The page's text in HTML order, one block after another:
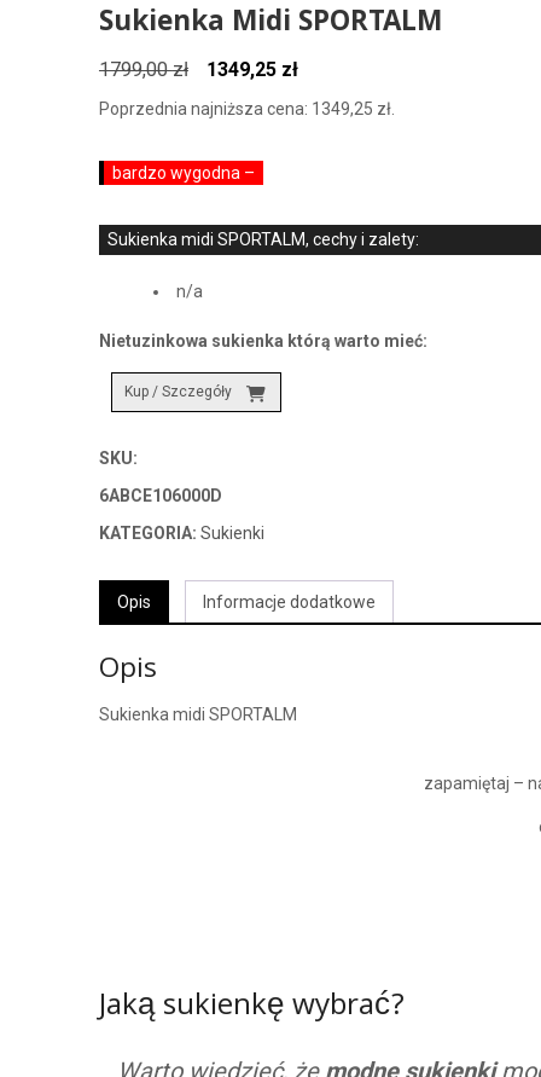
Sukienka Midi SPORTALM
1799,00zł
Pierwotna
cena
1799,00 zł.
1349,25 złAktualna
cena
Poprzednia najniższa cena: 1349,25 zł.
bardzo wygodna –
Sukienka midi SPORTALM, cechy i zalety:
n/a
Nietuzinkowa sukienka którą warto mieć:
Kup / Szczegóły
SKU:
6ABCE106000D
KATEGORIA: Sukienki
Opis Informacje dodatkowe
Opis
Sukienka midi SPORTALM
zapamiętaj –
Jaką sukienkę wybrać?
Warto wiedzieć, że modne sukienki